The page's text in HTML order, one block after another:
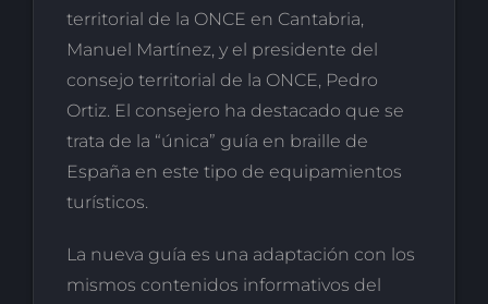
territorial de la ONCE en Cantabria,
Manuel Martínez, y el presidente del
consejo territorial de la ONCE, Pedro
Ortiz. El consejero ha destacado que se
trata de la “única” guía en braille de
España en este tipo de equipamientos
turísticos.
La nueva guía es una adaptación con los
mismos contenidos informativos del